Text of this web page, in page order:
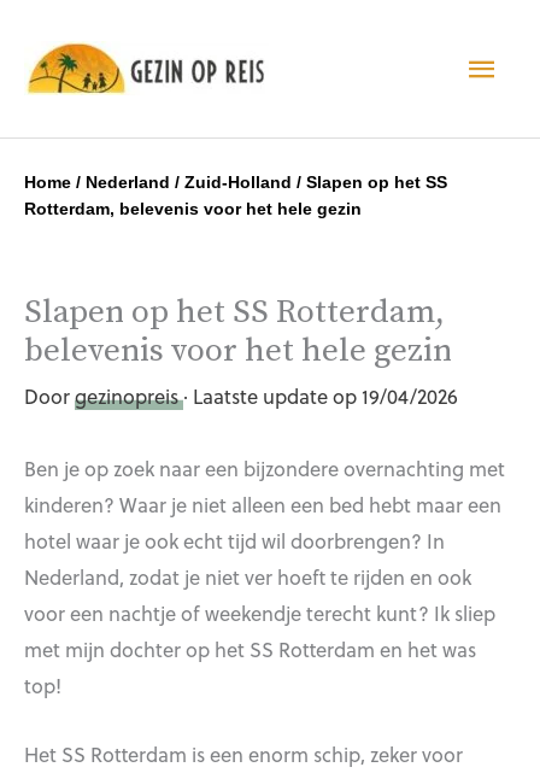
Home / Nederland / Zuid-Holland / Slapen op het SS
Rotterdam, belevenis voor het hele gezin
Slapen op het SS Rotterdam,
belevenis voor het hele gezin
Doorgezinopreis· Laatste update op 19/04/2026
Ben je op zoek naar een bijzondere overnachting met
kinderen? Waar je niet alleen een bed hebt maar een
hotel waar je ook echt tijd wil doorbrengen? In
Nederland, zodat je niet ver hoeft te rijden en ook
voor een nachtje of weekendje terecht kunt? Ik sliep
met mijn dochter op het SS Rotterdam en het was
top!
Het SS Rotterdam is een enorm schip, zeker voor